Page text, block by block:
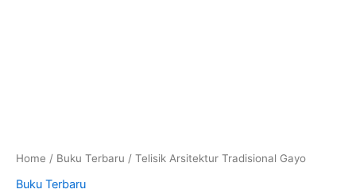
Home / Buku Terbaru / Telisik Arsitektur Tradisional Gayo
Buku Terbaru